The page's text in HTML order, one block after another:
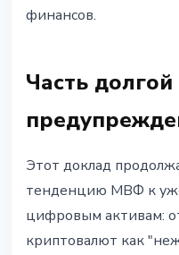
финансов.
Часть
Этот доклад
тенденцию МВФ к
цифровым активам:
криптовалют как